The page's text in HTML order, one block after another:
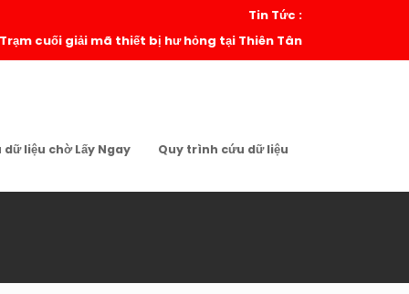
Tin Tức :
cuối giải mã thiết bị hư hỏng tại Thiên Tân
dữ liệu chờ Lấy Ngay Quy trình cứu dữ liệu